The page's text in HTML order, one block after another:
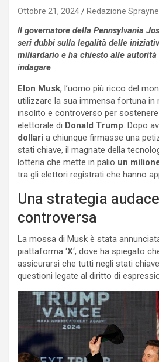
Ottobre 21, 2024 Redazione
Il governatore della Pennsylvania
seri dubbi sulla legalità delle
miliardario e ha chiesto alle
indagare
Elon Musk, l’uomo più ricco del
utilizzare la sua immensa fortuna
insolito e controverso per
elettorale di Donald Trump. Dopo
dollari a chiunque firmasse una
stati chiave, il magnate della
lotteria che mette in palio un
tra gli elettori registrati che hanno
Una strategia
controversa
La mossa di Musk è stata
piattaforma ‘X‘, dove ha spiegato
assicurarsi che tutti negli stati
questioni legate al diritto di